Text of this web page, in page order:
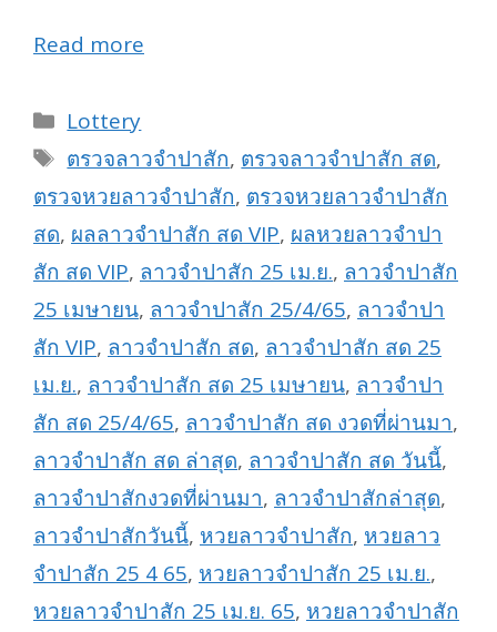
Read more
Categories
Lottery
Tags
ตรวจลาวจำปาสัก, ตรวจลาวจำปาสัก สด,
ตรวจหวยลาวจำปาสัก, ตรวจหวยลาวจำปาสัก
สด, ผลลาวจำปาสัก สด VIP, ผลหวยลาวจำปา
สัก สด VIP, ลาวจำปาสัก 25 เม.ย., ลาวจำปาสัก
25 เมษายน, ลาวจำปาสัก 25/4/65, ลาวจำปา
สัก VIP, ลาวจำปาสัก สด, ลาวจำปาสัก สด 25
เม.ย., ลาวจำปาสัก สด 25 เมษายน, ลาวจำปา
สัก สด 25/4/65, ลาวจำปาสัก สด งวดที่ผ่านมา,
ลาวจำปาสัก สด ล่าสุด, ลาวจำปาสัก สด วันนี้,
ลาวจำปาสักงวดที่ผ่านมา, ลาวจำปาสักล่าสุด,
ลาวจำปาสักวันนี้, หวยลาวจำปาสัก, หวยลาว
จำปาสัก 25 4 65, หวยลาวจำปาสัก 25 เม.ย.,
หวยลาวจำปาสัก 25 เม.ย. 65, หวยลาวจำปาสัก